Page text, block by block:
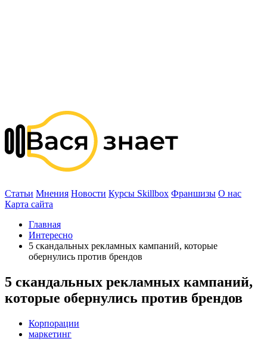
Статьи Мнения Новости Курсы Skillbox Франшизы О нас
Карта сайта
Главная
Интересно
5 скандальных рекламных кампаний, которые
обернулись против брендов
5 скандальных рекламных кампаний,
которые обернулись против брендов
Корпорации
маркетинг